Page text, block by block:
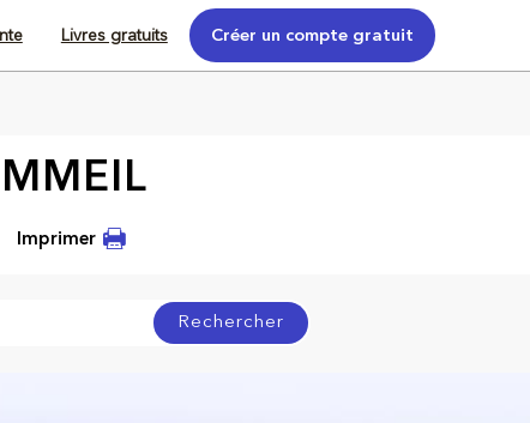
Livres gratuits Créer un compte gratuit
Imprimer
Rechercher